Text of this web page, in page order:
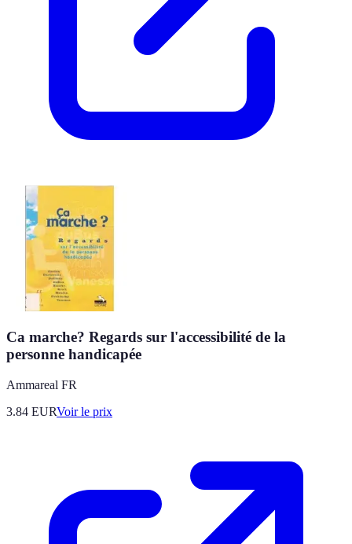
Ca marche? Regards sur l'accessibilité de la
personne handicapée
Ammareal FR
3.84 EURVoir le prix